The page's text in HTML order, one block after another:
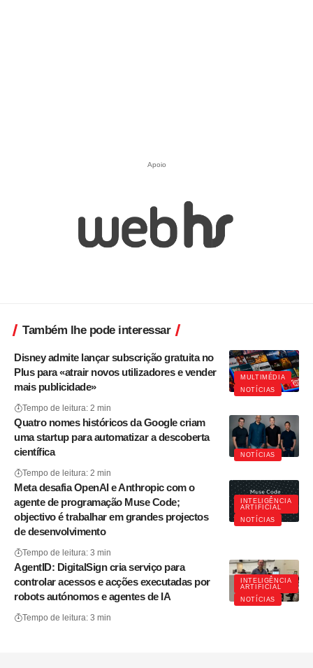
Apoio
Também lhe pode interessar
MULTIMÉDIA
NOTÍCIAS
Disney admite lançar subscrição gratuita no
Plus para «atrair novos utilizadores e vender
mais publicidade»
Tempo de leitura: 2 min
NOTÍCIAS
Quatro nomes históricos da Google criam
uma startup para automatizar a descoberta
científica
Tempo de leitura: 2 min
INTELIGÊNCIA
ARTIFICIAL
NOTÍCIAS
Meta desafia OpenAI e Anthropic com o
agente de programação Muse Code;
objectivo é trabalhar em grandes projectos
de desenvolvimento
Tempo de leitura: 3 min
INTELIGÊNCIA
ARTIFICIAL
NOTÍCIAS
AgentID: DigitalSign cria serviço para
controlar acessos e acções executadas por
robots autónomos e agentes de IA
Tempo de leitura: 3 min